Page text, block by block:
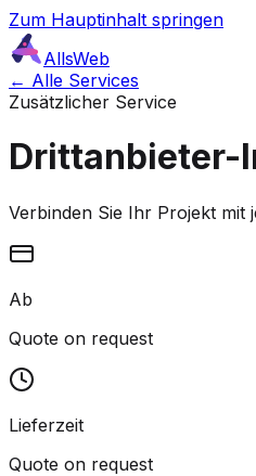
Zum Hauptinhalt springen
AllsWeb
← Alle Services
Zusätzlicher Service
Drittanbieter-
Verbinden Sie Ihr Projekt mit
Ab
Quote on request
Lieferzeit
Quote on request